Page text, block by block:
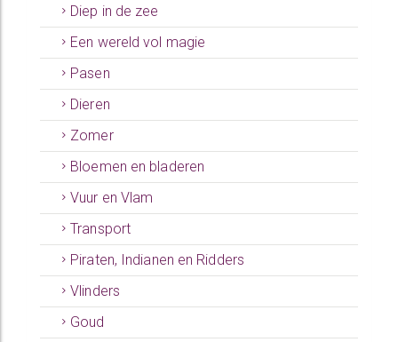
Diep in de zee
Een wereld vol magie
Pasen
Dieren
Zomer
Bloemen en bladeren
Vuur en Vlam
Transport
Piraten, Indianen en Ridders
Vlinders
Goud